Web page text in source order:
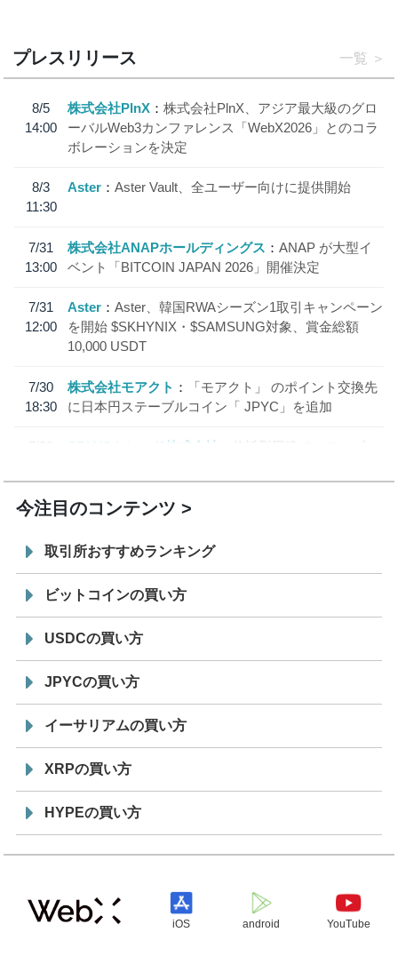
プレスリリース 一覧
8/5
14:00
株式会社PlnX
株式会社PlnX、アジア最大級のグロ
ーバルWeb3カンファレンス「WebX2026」とのコラ
ボレーションを決定
8/3
11:30
Aster Aster Vault、全ユーザー向けに提供開始
7/31
13:00
株式会社ANAPホールディングス
ANAP が大型イ
ベント「BITCOIN JAPAN 2026」開催決定
7/31
12:00
Aster
Aster、韓国RWAシーズン1取引キャンペーン
を開始 $SKHYNIX・$SAMSUNG対象、賞金総額
10,000 USDT
7/30
18:30
株式会社モアクト
「モアクト」 のポイント交換先
に日本円ステーブルコイン「 JPYC」を追加
7/29
SBI VCトレード株式会社
信託型円建てステーブル
今注目のコンテンツ
取引所おすすめランキング
ビットコインの買い方
USDCの買い方
JPYCの買い方
イーサリアムの買い方
XRPの買い方
HYPEの買い方
iOS android YouTube